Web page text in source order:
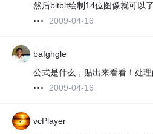
然后bitblt绘制14位图像就可以了
2009-04-16
bafghgle
公式是什么，贴出来看看！处理
2009-04-16
vcPlayer